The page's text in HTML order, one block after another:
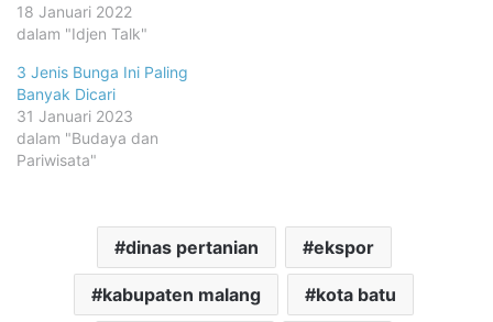
18 Januari 2022
dalam "Idjen Talk"
3 Jenis Bunga Ini Paling
Banyak Dicari
31 Januari 2023
dalam "Budaya dan
Pariwisata"
dinas pertanian ekspor
kabupaten malang kota batu